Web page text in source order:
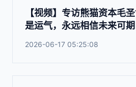
【视频】专访熊猫资本毛
是运气，永远相信未来可期
2026-06-17 05:25:08